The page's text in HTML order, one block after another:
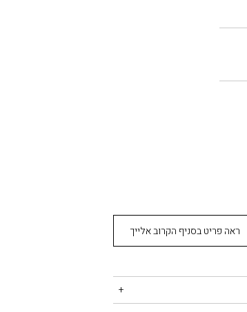
ראה פריט בסניף הקרוב אלייך